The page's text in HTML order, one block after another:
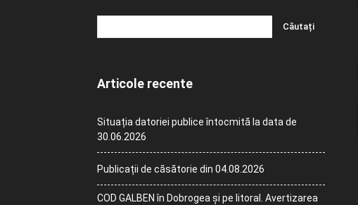
Articole recente
Situația datoriei publice întocmită la data de
30.06.2026
Publicații de căsătorie din 04.08.2026
COD GALBEN în Dobrogea și pe litoral. Avertizarea